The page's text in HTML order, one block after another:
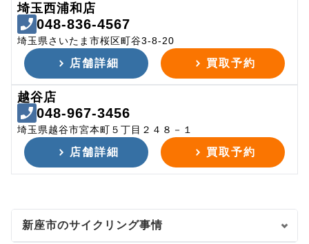
埼玉西浦和店
048-836-4567
埼玉県さいたま市桜区町谷3-8-20
店舗詳細 買取予約
越谷店
048-967-3456
埼玉県越谷市宮本町５丁目２４８－１
店舗詳細 買取予約
新座市のサイクリング事情